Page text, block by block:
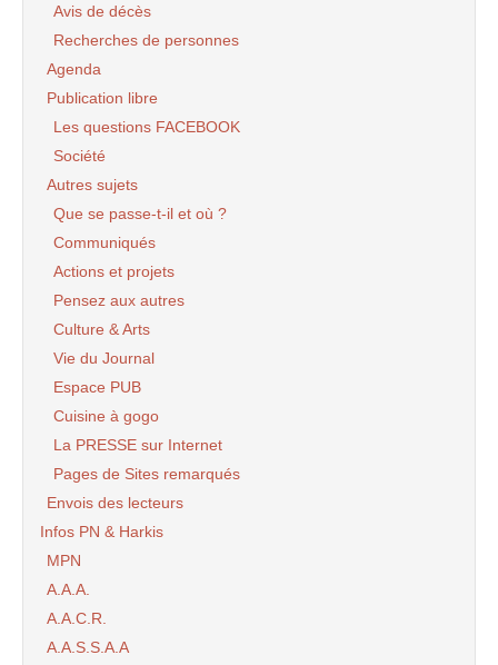
Avis de décès
Recherches de personnes
Agenda
Publication libre
Les questions FACEBOOK
Société
Autres sujets
Que se passe-t-il et où ?
Communiqués
Actions et projets
Pensez aux autres
Culture & Arts
Vie du Journal
Espace PUB
Cuisine à gogo
La PRESSE sur Internet
Pages de Sites remarqués
Envois des lecteurs
Infos PN & Harkis
MPN
A.A.A.
A.A.C.R.
A.A.S.S.A.A